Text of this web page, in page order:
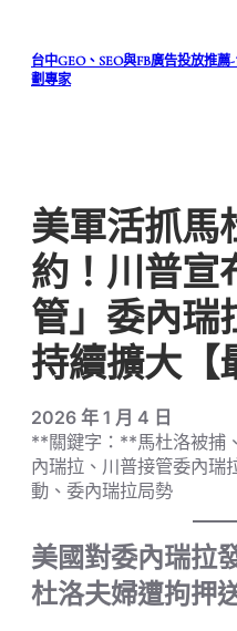
台中GEO、SEO與FB廣告投放推薦
劃專家
美軍活抓馬
約！川普宣
管」委內
持續擴大【
2026 年 1 月 4 日
**關鍵字：**馬杜洛被捕
內瑞拉、川普接管委內瑞
動、委內瑞拉局勢
美國對委內瑞拉
杜洛夫婦遭拘押